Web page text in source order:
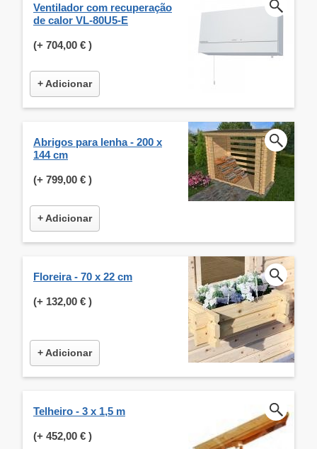
Ventilador com recuperação
de calor VL-80U5-E
(+ 704,00 € )
+ Adicionar
Abrigos para lenha - 200 x
144 cm
(+ 799,00 € )
+ Adicionar
Floreira - 70 x 22 cm
(+ 132,00 € )
+ Adicionar
Telheiro - 3 x 1,5 m
(+ 452,00 € )